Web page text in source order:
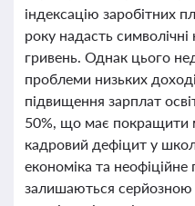
індексацію заробітних
року надасть
гривень. Однак цього
проблеми низьких
підвищення зарплат
50%, що має покращити
кадровий дефіцит у
економіка та
залишаються